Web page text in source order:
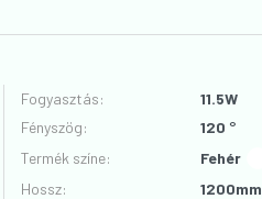
Fogyasztás:
11.5W
Fényszög:
120 °
Termék színe:
Fehér
Hossz: 1200mm